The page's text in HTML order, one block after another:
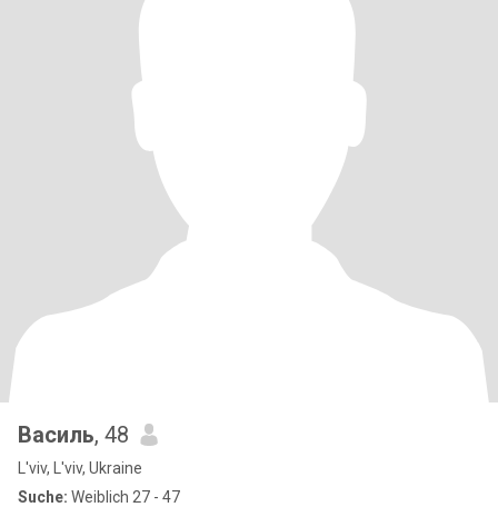
Василь, 48
L'viv, L'viv, Ukraine
Suche: Weiblich 27 - 47